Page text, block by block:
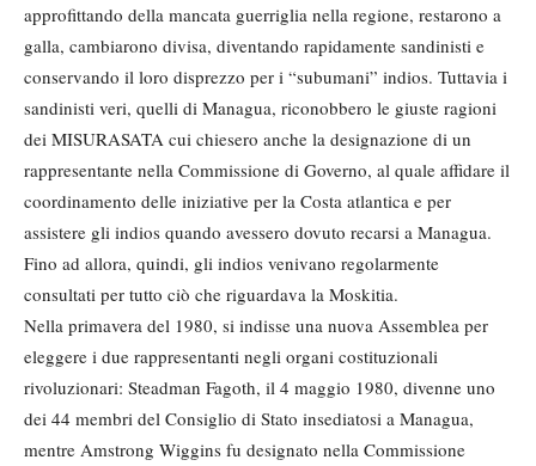
approfittando della mancata guerriglia nella regione, restarono a
galla, cambiarono divisa, diventando rapidamente sandinisti e
conservando il loro disprezzo per i “subumani” indios. Tuttavia i
sandinisti veri, quelli di Managua, riconobbero le giuste ragioni
dei MISURASATA cui chiesero anche la designazione di un
rappresentante nella Commissione di Governo, al quale affidare il
coordinamento delle iniziative per la Costa atlantica e per
assistere gli indios quando avessero dovuto recarsi a Managua.
Fino ad allora, quindi, gli indios venivano regolarmente
consultati per tutto ciò che riguardava la Moskitia.
Nella primavera del 1980, si indisse una nuova Assemblea per
eleggere i due rappresentanti negli organi costituzionali
rivoluzionari: Steadman Fagoth, il 4 maggio 1980, divenne uno
dei 44 membri del Consiglio di Stato insediatosi a Managua,
mentre Amstrong Wiggins fu designato nella Commissione